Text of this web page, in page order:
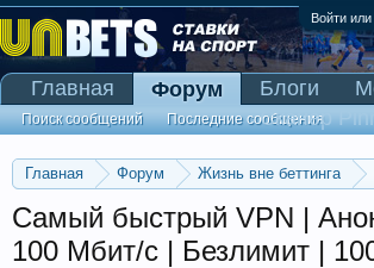
Войти или
Главная Форум
Жизнь вне беттинга
Реклама и коммерция
Самый быстрый VPN |
100 Мбит/с | Безлимит |
Главная Форум
Поиск сообщений Последние сообщения
Блоги
Сканер